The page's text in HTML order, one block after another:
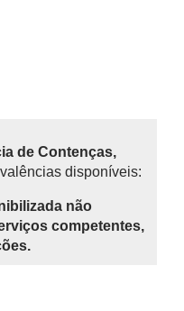
de Contenças,
disponíveis:
não
competentes,